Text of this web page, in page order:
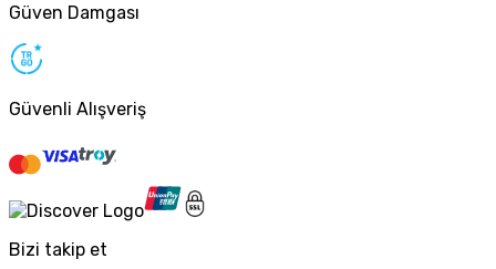
Güven Damgası
Güvenli Alışveriş
Bizi takip et